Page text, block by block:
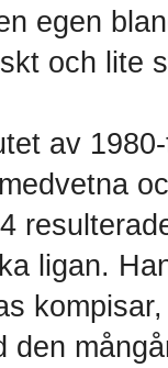
egen
och lite
av
ligan.
den